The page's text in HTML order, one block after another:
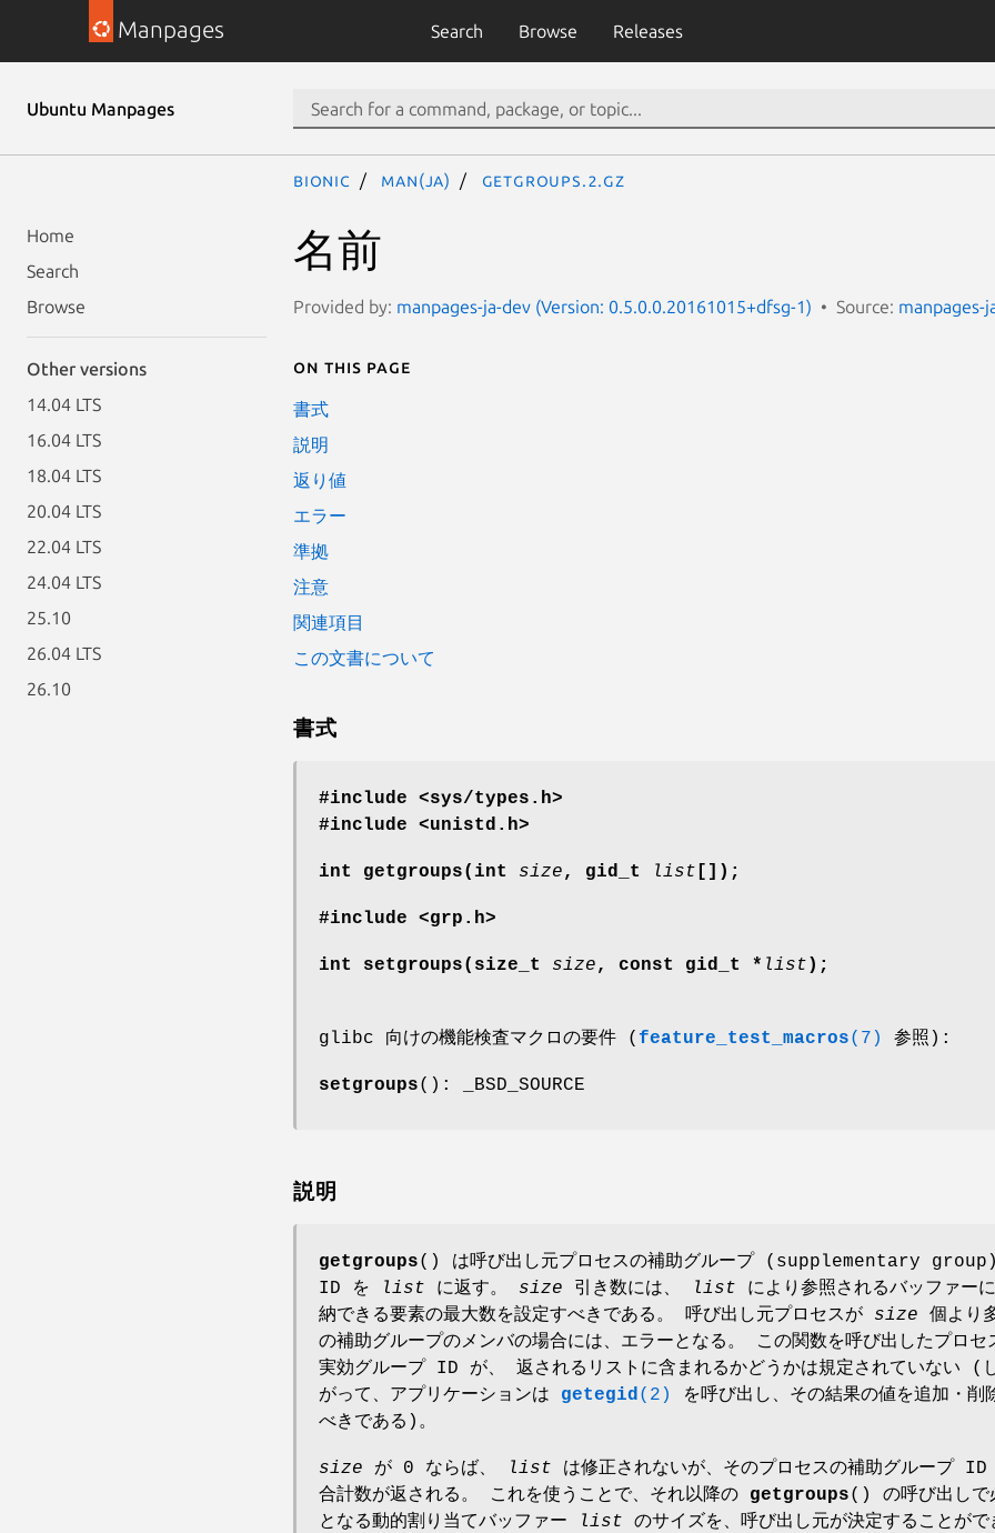
Manpages Search Browse Releases
Ubuntu Manpages
Home
Search
Browse
Other versions
14.04 LTS
16.04 LTS
18.04 LTS
20.04 LTS
22.04 LTS
24.04 LTS
25.10
26.04 LTS
26.10
bionic man(ja) getgroups.2.gz
名前
Provided by: manpages-ja-dev (Version: 0.5.0.0.20161015+dfsg-1) Source: manpages-
On this page
書式
説明
返り値
エラー
準拠
注意
関連項目
この文書について
書式
#include <sys/types.h>
#include <unistd.h>
int getgroups(int size, gid_t list []);
#include <grp.h>
int setgroups(size_t size, const gid_t * list );
glibc 向けの機能検査マクロの要件 ( feature_test_macros(7) 参照):
setgroups(): _BSD_SOURCE
説明
getgroups() は呼び出し元プロセスの補助グループ (supplementary
ID を
list に返す。 size 引き数には、 list により参照されるバッファー
納できる要素の最大数を設定すべきである。 呼び出し元プロセスが size 個より
の補助グループのメンバの場合には、エラーとなる。 この関数を呼び出したプロセ
実効グループ ID が、 返されるリストに含まれるかどうかは規定されていない (
がって、アプリケーションは getegid (2)
を呼び出し、その結果の値を追加・削
べきである)。
size が 0 ならば、 list は修正されないが、そのプロセスの補助グループ
合計数が返される。 これを使うことで、それ以降の getgroups() の呼び出しで
となる動的割り当てバッファー
list のサイズを、呼び出し元が決定することがで